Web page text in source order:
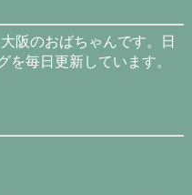
阪のおばちゃんです。日
毎日更新しています。